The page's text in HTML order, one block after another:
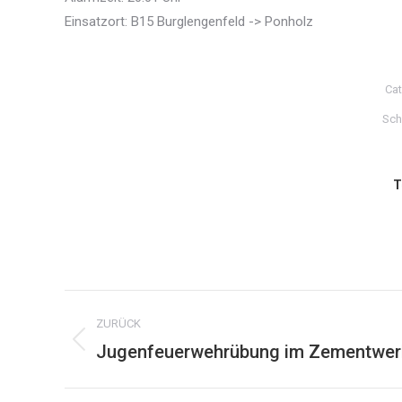
Einsatzort: B15 Burglengenfeld -> Ponholz
Kommentarnavigation
ZURÜCK
Vorheriger
Jugenfeuerwehrübung im